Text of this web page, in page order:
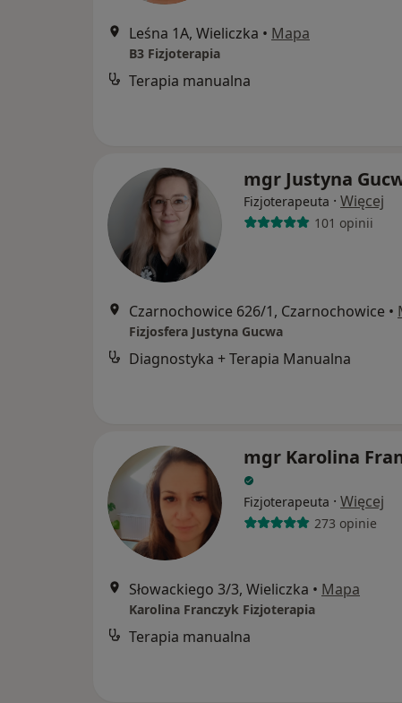
Leśna 1A, Wieliczka • Mapa
B3 Fizjoterapia
Terapia manualna
mgr Justyna
Fizjoterapeuta · Więcej
101 opinii
Czarnochowice 626/1, Czarnochowice •
Fizjosfera Justyna Gucwa
Diagnostyka + Terapia Manualna
mgr Karolina
Fizjoterapeuta · Więcej
273 opinie
Słowackiego 3/3, Wieliczka • Mapa
Karolina Franczyk Fizjoterapia
Terapia manualna